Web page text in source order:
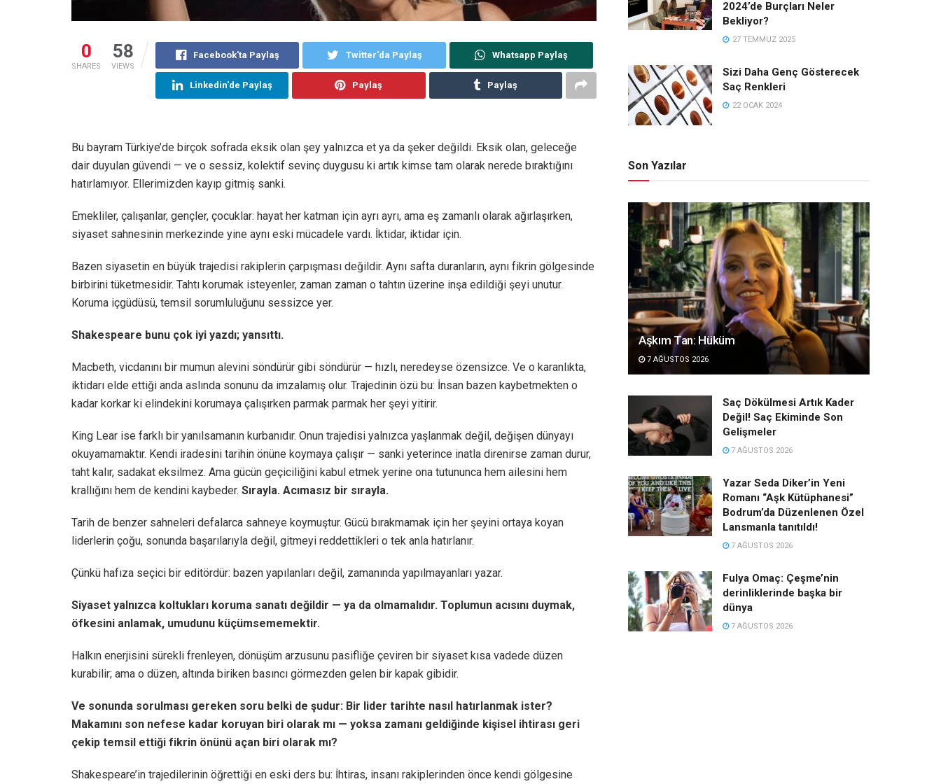
0
SHARES
58
VIEWS
Facebook'ta Paylaş Twitter'da Paylaş Whatsapp Paylaş
Linkedin'de Paylaş Paylaş Paylaş
Bu bayram Türkiye’de birçok sofrada eksik olan şey yalnızca et ya da şeker değildi. Eksik olan, geleceğe
dair duyulan güvendi — ve o sessiz, kolektif sevinç duygusu ki artık kimse tam olarak nerede bıraktığını
hatırlamıyor. Ellerimizden kayıp gitmiş sanki.
Emekliler, çalışanlar, gençler, çocuklar: hayat her katman için ayrı ayrı, ama eş zamanlı olarak ağırlaşırken,
siyaset sahnesinin merkezinde yine aynı eski mücadele vardı. İktidar, iktidar için.
Bazen siyasetin en büyük trajedisi rakiplerin çarpışması değildir. Aynı safta duranların, aynı fikrin gölgesinde
birbirini tüketmesidir. Tahtı korumak isteyenler, zaman zaman o tahtın üzerine inşa edildiği şeyi unutur.
Koruma içgüdüsü, temsil sorumluluğunu sessizce yer.
Shakespeare bunu çok iyi yazdı; yansıttı.
Macbeth, vicdanını bir mumun alevini söndürür gibi söndürür — hızlı, neredeyse özensizce. Ve o karanlıkta,
iktidarı elde ettiği anda aslında sonunu da imzalamış olur. Trajedinin özü bu: İnsan bazen kaybetmekten o
kadar korkar ki elindekini korumaya çalışırken parmak parmak her şeyi yitirir.
King Lear ise farklı bir yanılsamanın kurbanıdır. Onun trajedisi yalnızca yaşlanmak değil, değişen dünyayı
okuyamamaktır. Kendi iradesini tarihin önüne koymaya çalışır — sanki yeterince inatla direnirse zaman durur,
taht kalır, sadakat eksilmez. Ama gücün geçiciliğini kabul etmek yerine ona tutununca hem ailesini hem
krallığını hem de kendini kaybeder. Sırayla. Acımasız bir sırayla.
Tarih de benzer sahneleri defalarca sahneye koymuştur. Gücü bırakmamak için her şeyini ortaya koyan
liderlerin çoğu, sonunda başarılarıyla değil, gitmeyi reddettikleri o tek anla hatırlanır.
Çünkü hafıza seçici bir editördür: bazen yapılanları değil, zamanında yapılmayanları yazar.
Siyaset yalnızca koltukları koruma sanatı değildir — ya da olmamalıdır. Toplumun acısını duymak,
öfkesini anlamak, umudunu küçümsememektir.
Halkın enerjisini sürekli frenleyen, dönüşüm arzusunu pasifliğe çeviren bir siyaset kısa vadede düzen
kurabilir; ama o düzen, altında biriken basıncı görmezden gelen bir kapak gibidir.
Ve sonunda sorulması gereken soru belki de şudur: Bir lider tarihte nasıl hatırlanmak ister?
Makamını son nefese kadar koruyan biri olarak mı — yoksa zamanı geldiğinde kişisel ihtirası geri
çekip temsil ettiği fikrin önünü açan biri olarak mı?
Shakespeare’in trajedilerinin öğrettiği en eski ders bu: İhtiras, insanı rakiplerinden önce kendi gölgesine
2024’de Burçları Neler
Bekliyor?
27 TEMMUZ 2025
Sizi Daha Genç Gösterecek
Saç Renkleri
22 OCAK 2024
Son Yazılar
Aşkım Tan: Hüküm
7 AĞUSTOS 2026
Saç Dökülmesi Artık Kader
Değil! Saç Ekiminde Son
Gelişmeler
7 AĞUSTOS 2026
Yazar Seda Diker’in Yeni
Romanı “Aşk Kütüphanesi”
Bodrum’da Düzenlenen Özel
Lansmanla tanıtıldı!
7 AĞUSTOS 2026
Fulya Omaç: Çeşme’nin
derinliklerinde başka bir
dünya
7 AĞUSTOS 2026